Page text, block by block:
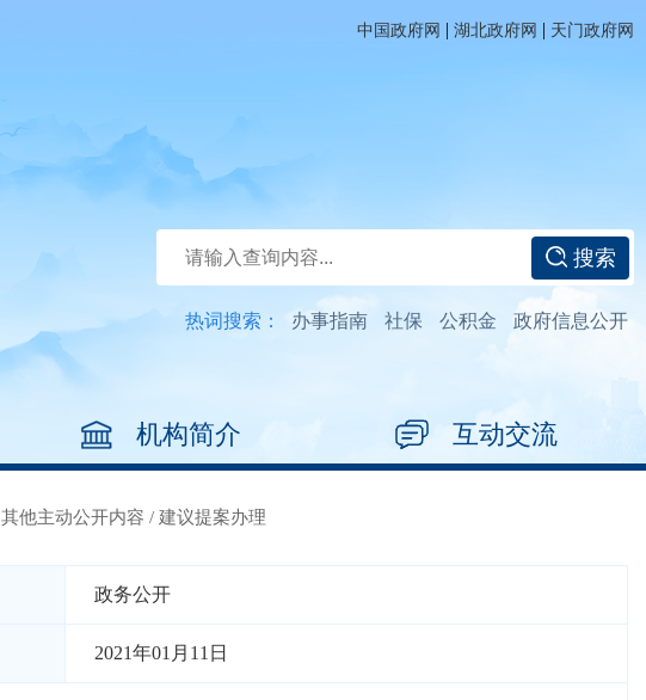
中国政府网 | 湖北政府网 | 天门政府网
搜索
热词搜索： 办事指南 社保 公积金 政府信息公开
机构简介 互动交流
其他主动公开内容 / 建议提案办理
政务公开
2021年01月11日